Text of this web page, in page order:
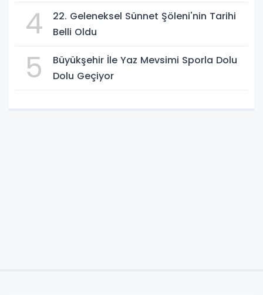
4
22. Geleneksel Sünnet Şöleni'nin Tarihi
Belli Oldu
5
Büyükşehir İle Yaz Mevsimi Sporla Dolu
Dolu Geçiyor